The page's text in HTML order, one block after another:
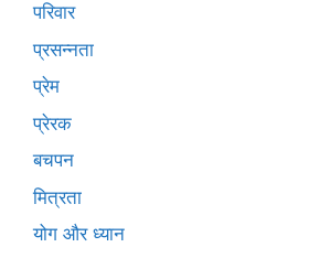
परिवार
प्रसन्नता
प्रेम
प्रेरक
बचपन
मित्रता
योग और ध्यान